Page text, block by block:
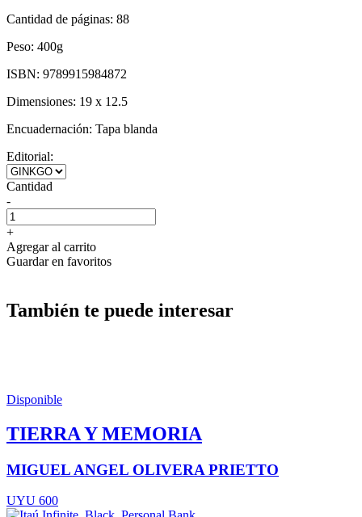
Cantidad de páginas: 88
Peso: 400g
ISBN: 9789915984872
Dimensiones: 19 x 12.5
Encuadernación: Tapa blanda
Editorial:
Cantidad
-
+
Agregar al carrito
Guardar en favoritos
También te puede interesar
Disponible
TIERRA Y MEMORIA
MIGUEL ANGEL OLIVERA PRIETTO
UYU 600